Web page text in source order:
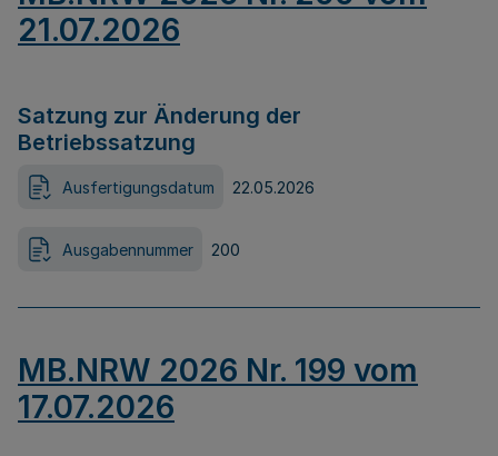
21.07.2026
Satzung zur Änderung der
Betriebssatzung
Ausfertigungsdatum 22.05.2026
Ausgabennummer 200
MB.NRW 2026 Nr. 199 vom
17.07.2026